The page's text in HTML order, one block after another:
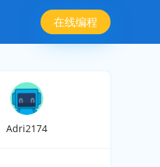
在线编程
Adri2174